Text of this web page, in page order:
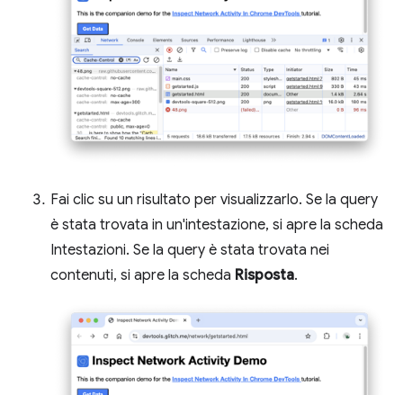
Fai clic su un risultato per visualizzarlo. Se la query
è stata trovata in un'intestazione, si apre la scheda
Intestazioni. Se la query è stata trovata nei
contenuti, si apre la scheda Risposta.